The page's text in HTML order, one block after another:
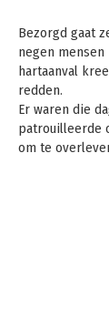
Bezorgd gaat
negen mensen
hartaanval
redden.
Er waren die
patrouilleerde
om te